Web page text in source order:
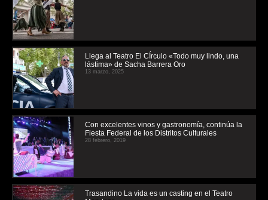
Llega al Teatro El CÍrculo «Todo muy lindo, una
lástima» de Sacha Barrera Oro
13 marzo, 2025
Con excelentes vinos y gastronomía, continúa la
Fiesta Federal de los Distritos Culturales
28 febrero, 2019
Trasandino La vida es un casting en el Teatro